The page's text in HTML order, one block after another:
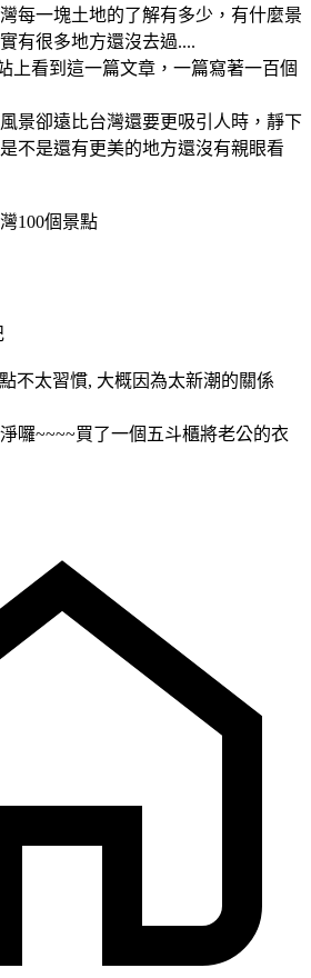
每一塊土地的了解有多少，有什麼景
有很多地方還沒去過....
上看到這一篇文章，一篇寫著一百個
景卻遠比台灣還要更吸引人時，靜下
不是還有更美的地方還沒有親眼看
100個景點
不太習慣, 大概因為太新潮的關係
囉~~~~買了一個五斗櫃將老公的衣